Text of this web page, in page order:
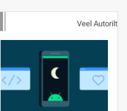
Veel Autorilt